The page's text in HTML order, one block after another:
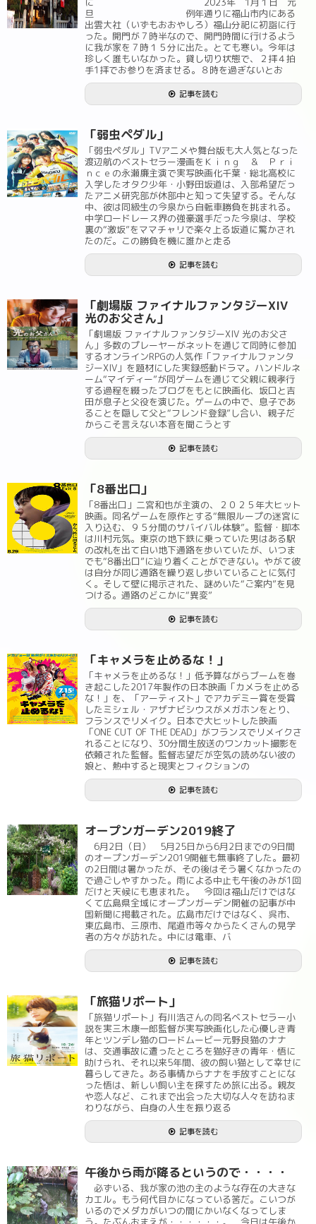
旦 例年通りに福山市内にある
出雲大社（いずもおおやしろ）福山分祀に初詣に行
った。開門が７時半なので、開門時間に行けるよう
に我が家を７時１５分に出た。とても寒い。今年は
珍しく誰もいなかった。貸し切り状態で、２拝４拍
手1拝でお参りを済ませる。８時を過ぎないとお
記事を読む
「弱虫ペダル」
「弱虫ペダル」TVアニメや舞台版も大人気となった
渡辺航のベストセラー漫画をＫｉｎｇ ＆ Ｐｒｉ
ｎｃｅの永瀬廉主演で実写映画化千葉・総北高校に
入学したオタク少年・小野田坂道は、入部希望だっ
たアニメ研究部が休部中と知って失望する。そんな
中、彼は同級生の今泉から自転車勝負を挑まれる。
中学ロードレース界の強豪選手だった今泉は、学校
裏の“激坂”をママチャリで楽々上る坂道に驚かされ
たのだ。この勝負を機に誰かと走る
記事を読む
「劇場版 ファイナルファンタジーXIV
光のお父さん」
「劇場版 ファイナルファンタジーXIV 光のお父さ
ん」多数のプレーヤーがネットを通じて同時に参加
するオンラインRPGの人気作「ファイナルファンタ
ジーXIV」を題材にした実録感動ドラマ。ハンドルネ
ーム“マイディー”が同ゲームを通じて父親に親孝行
する過程を綴ったブログをもとに映画化、坂口と吉
田が息子と父役を演じた。ゲームの中で、息子であ
ることを隠して父と“フレンド登録”し合い、親子だ
からこそ言えない本音を聞こうとす
記事を読む
「8番出口」
「8番出口」二宮和也が主演の、２０２５年大ヒット
映画。同名ゲームを原作とする“無限ループの迷宮に
入り込む、９５分間のサバイバル体験”。監督・脚本
は川村元気。東京の地下鉄に乗っていた男はある駅
の改札を出て白い地下通路を歩いていたが、いつま
でも“8番出口”に辿り着くことができない。やがて彼
は自分が同じ通路を繰り返し歩いていることに気付
く。そして壁に掲示された、謎めいた“ご案内”を見
つける。通路のどこかに“異変”
記事を読む
「キャメラを止めるな！」
「キャメラを止めるな！」低予算ながらブームを巻
き起こした2017年製作の日本映画「カメラを止める
な！」を、「アーティスト」でアカデミー賞を受賞
したミシェル・アザナビシウスがメガホンをとり、
フランスでリメイク。日本で大ヒットした映画
「ONE CUT OF THE DEAD」がフランスでリメイクさ
れることになり、30分間生放送のワンカット撮影を
依頼された監督。監督志望だが空気の読めない彼の
娘と、熱中すると現実とフィクションの
記事を読む
オープンガーデン2019終了
6月2日（日） 5月25日から6月2日までの9日間
のオープンガーデン2019開催も無事終了した。最初
の2日間は暑かったが、その後はそう暑くなかったの
で過ごしやすかった。雨による中止も午後のみが1回
だけと天候にも恵まれた。 今回は福山だけではな
くて広島県全域にオープンガーデン開催の記事が中
国新聞に掲載された。広島市だけではなく、呉市、
東広島市、三原市、尾道市等々からたくさんの見学
者の方々が訪れた。中には電車、バ
記事を読む
「旅猫リポート」
「旅猫リポート」有川浩さんの同名ベストセラー小
説を実三木康一郎監督が実写映画化した心優しき青
年とツンデレ猫のロードムービー元野良猫のナナ
は、交通事故に遭ったところを猫好きの青年・悟に
助けられ、それ以来5年間、彼の飼い猫として幸せに
暮らしてきた。ある事情からナナを手放すことにな
った悟は、新しい飼い主を探すため旅に出る。親友
や恋人など、これまで出会った大切な人々を訪ねま
わりながら、自身の人生を振り返る
記事を読む
午後から雨が降るというので・・・・
必ずいる、我が家の池の主のような存在の大きな
カエル。もう何代目かになっている筈だ。こいつが
いるのでメダカがいつの間にかいなくなってしま